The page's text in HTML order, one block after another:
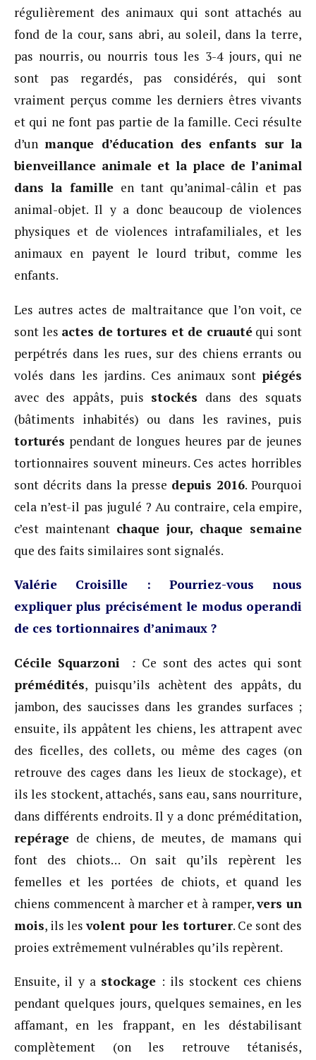
régulièrement des animaux qui sont attachés au
fond de la cour, sans abri, au soleil, dans la terre,
pas nourris, ou nourris tous les 3-4 jours, qui ne
sont pas regardés, pas considérés, qui sont
vraiment perçus comme les derniers êtres vivants
et qui ne font pas partie de la famille. Ceci résulte
d’unmanque d’éducation des enfants sur la
bienveillance animale et la place de l’animal
dans la famille en tant qu’animal-câlin et pas
animal-objet. Il y a donc beaucoup de violences
physiques et de violences intrafamiliales, et les
animaux en payent le lourd tribut, comme les
enfants.
Les autres actes de maltraitance que l’on voit, ce
sont les actes de tortures et de cruautéqui sont
perpétrés dans les rues, sur des chiens errants ou
volés dans les jardins. Ces animaux sont piégés
avec des appâts, puis stockés dans des squats
(bâtiments inhabités) ou dans les ravines, puis
torturés pendant de longues heures par de jeunes
tortionnaires souvent mineurs. Ces actes horribles
sont décrits dans la presse depuis 2016. Pourquoi
cela n’est-il pas jugulé ? Au contraire, cela empire,
c’est maintenant chaque jour, chaque semaine
que des faits similaires sont signalés.
Valérie Croisille : Pourriez-vous nous
expliquer plus précisément le modus operandi
de ces tortionnaires d’animaux ?
Cécile Squarzoni : Ce sont des actes qui sont
prémédités, puisqu’ils achètent des appâts, du
jambon, des saucisses dans les grandes surfaces ;
ensuite, ils appâtent les chiens, les attrapent avec
des ficelles, des collets, ou même des cages (on
retrouve des cages dans les lieux de stockage), et
ils les stockent, attachés, sans eau, sans nourriture,
dans différents endroits. Il y a donc préméditation,
repérage de chiens, de meutes, de mamans qui
font des chiots… On sait qu’ils repèrent les
femelles et les portées de chiots, et quand les
chiens commencent à marcher et à ramper,vers un
mois, ils lesvolent pour les torturer. Ce sont des
proies extrêmement vulnérables qu’ils repèrent.
Ensuite, il y a stockage : ils stockent ces chiens
pendant quelques jours, quelques semaines, en les
affamant, en les frappant, en les déstabilisant
complètement (on les retrouve tétanisés,